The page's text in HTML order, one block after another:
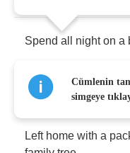
Spend all night on a
Just to beg for
Left home with a
Cümlenin
simgeye